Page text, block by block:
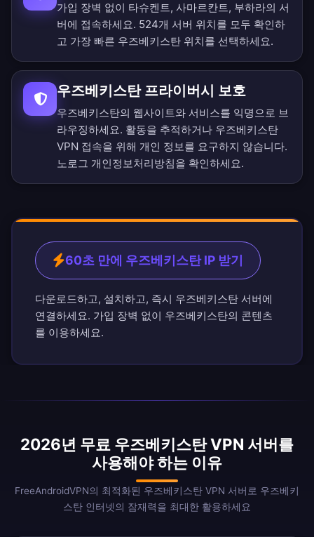
가입 장벽 없이 타슈켄트, 사마르칸트, 부하라의 서
버에 접속하세요. 524개 서버 위치를 모두 확인하
고 가장 빠른 우즈베키스탄 위치를 선택하세요.
우즈베키스탄 프라이버시 보호
우즈베키스탄의 웹사이트와 서비스를 익명으로 브
라우징하세요. 활동을 추적하거나 우즈베키스탄
VPN 접속을 위해 개인 정보를 요구하지 않습니다.
노로그 개인정보처리방침을 확인하세요.
60초 만에 우즈베키스탄 IP 받기
다운로드하고, 설치하고, 즉시 우즈베키스탄 서버에
연결하세요. 가입 장벽 없이 우즈베키스탄의 콘텐츠
를 이용하세요.
2026년 무료 우즈베키스탄 VPN 서버를
사용해야 하는 이유
FreeAndroidVPN의 최적화된 우즈베키스탄 VPN 서버로 우즈베키
스탄 인터넷의 잠재력을 최대한 활용하세요